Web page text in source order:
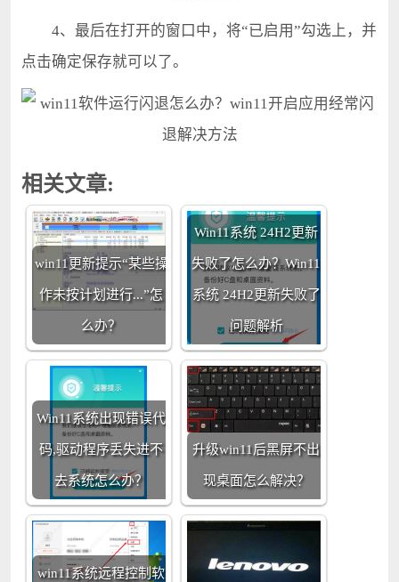
4、最后在打开的窗口中，将“已启用”勾选上，并
点击确定保存就可以了。
相关文章:
win11更新提示“某些操
作未按计划进行...”怎
么办？
Win11系统 24H2更新
失败了怎么办？Win11
系统 24H2更新失败了
问题解析
Win11系统出现错误代
码,驱动程序丢失进不
去系统怎么办？
升级win11后黑屏不出
现桌面怎么解决？
win11系统远程控制软